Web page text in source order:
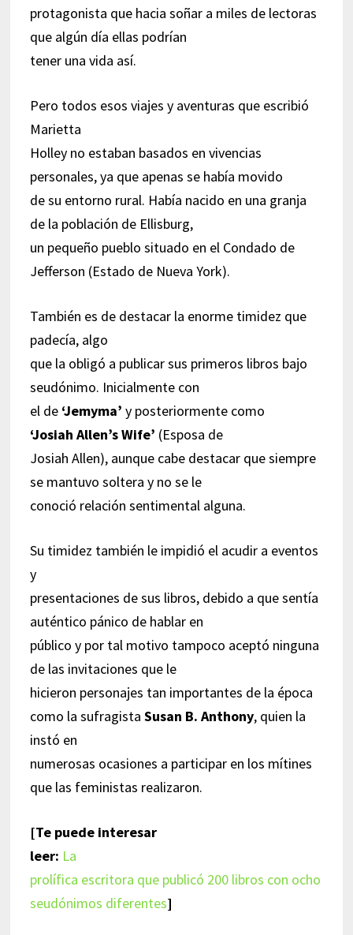
protagonista que hacia soñar a miles de lectoras
que algún día ellas podrían
tener una vida así.
Pero todos esos viajes y aventuras que escribió
Marietta
Holley no estaban basados en vivencias
personales, ya que apenas se había movido
de su entorno rural. Había nacido en una granja
de la población de Ellisburg,
un pequeño pueblo situado en el Condado de
Jefferson (Estado de Nueva York).
También es de destacar la enorme timidez que
padecía, algo
que la obligó a publicar sus primeros libros bajo
seudónimo. Inicialmente con
el de ‘Jemyma’ y posteriormente como
‘Josiah Allen’s Wife’ (Esposa de
Josiah Allen), aunque cabe destacar que siempre
se mantuvo soltera y no se le
conoció relación sentimental alguna.
Su timidez también le impidió el acudir a eventos
y
presentaciones de sus libros, debido a que sentía
auténtico pánico de hablar en
público y por tal motivo tampoco aceptó ninguna
de las invitaciones que le
hicieron personajes tan importantes de la época
como la sufragista Susan B. Anthony, quien la
instó en
numerosas ocasiones a participar en los mítines
que las feministas realizaron.
[Te puede interesar
leer: La
prolífica escritora que publicó 200 libros con ocho
seudónimos diferentes]